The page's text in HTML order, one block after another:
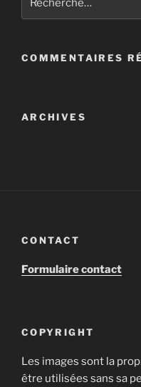
COMMENTAIRES
ARCHIVES
CONTACT
Formulaire contact
COPYRIGHT
Les images sont la
être utilisées sans sa